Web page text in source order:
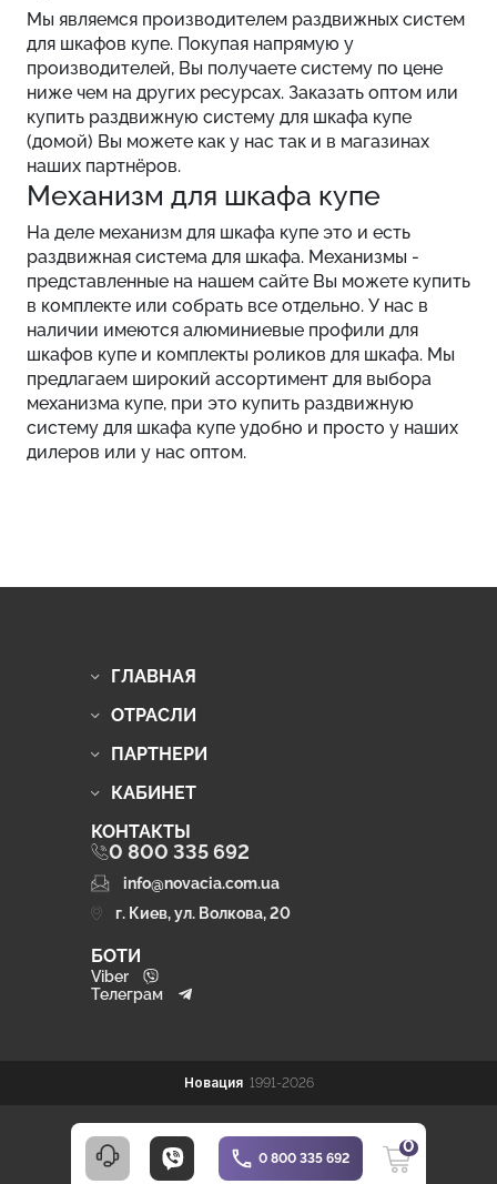
Мы являемся производителем раздвижных систем
для шкафов купе. Покупая напрямую у
производителей, Вы получаете систему по цене
ниже чем на других ресурсах. Заказать оптом или
купить раздвижную систему для шкафа купе
(домой) Вы можете как у нас так и в магазинах
наших партнёров.
Механизм для шкафа купе
На деле механизм для шкафа купе это и есть
раздвижная система для шкафа. Механизмы -
представленные на нашем сайте Вы можете купить
в комплекте или собрать все отдельно. У нас в
наличии имеются алюминиевые профили для
шкафов купе и комплекты роликов для шкафа. Мы
предлагаем широкий ассортимент для выбора
механизма купе, при это купить раздвижную
систему для шкафа купе удобно и просто у наших
дилеров или у нас оптом.
0 800 335 692
0
ГЛАВНАЯ
ОТРАСЛИ
ПАРТНЕРИ
КАБИНЕТ
КОНТАКТЫ
0 800 335 692
info@novacia.com.ua
г. Киев, ул. Волкова, 20
БОТИ
Viber
Телеграм
Новация 1991-2026